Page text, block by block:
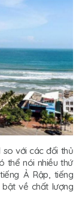
với các đối thủ
thể nói nhiều thứ
Ả Rập, tiếng
về chất lượng